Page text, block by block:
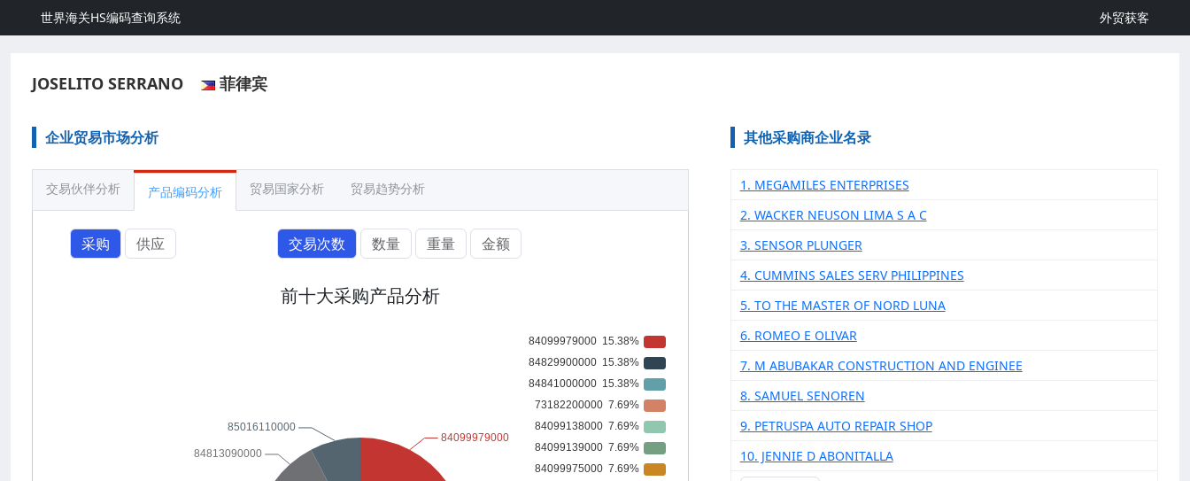
世界海关HS编码查询系统 外贸获客
JOSELITO SERRANO 菲律宾
企业贸易市场分析
交易伙伴分析 产品编码分析 贸易国家分析 贸易趋势分析
采购 供应 交易次数 数量 重量 金额
前十大采购产品分析
其他采购商企业名录
1. MEGAMILES ENTERPRISES
2. WACKER NEUSON LIMA S A C
3. SENSOR PLUNGER
4. CUMMINS SALES SERV PHILIPPINES
5. TO THE MASTER OF NORD LUNA
6. ROMEO E OLIVAR
7. M ABUBAKAR CONSTRUCTION AND ENGINEE
8. SAMUEL SENOREN
9. PETRUSPA AUTO REPAIR SHOP
10. JENNIE D ABONITALLA